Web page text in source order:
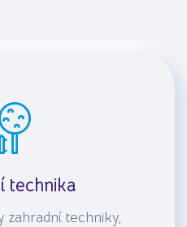
technika
zahradní techniky,